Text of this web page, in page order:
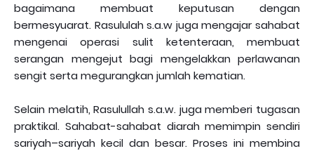
bagaimana membuat keputusan dengan
bermesyuarat. Rasululah s.a.w juga mengajar sahabat
mengenai operasi sulit ketenteraan, membuat
serangan mengejut bagi mengelakkan perlawanan
sengit serta megurangkan jumlah kematian.
Selain melatih, Rasulullah s.a.w. juga memberi tugasan
praktikal. Sahabat-sahabat diarah memimpin sendiri
sariyah–sariyah kecil dan besar. Proses ini membina